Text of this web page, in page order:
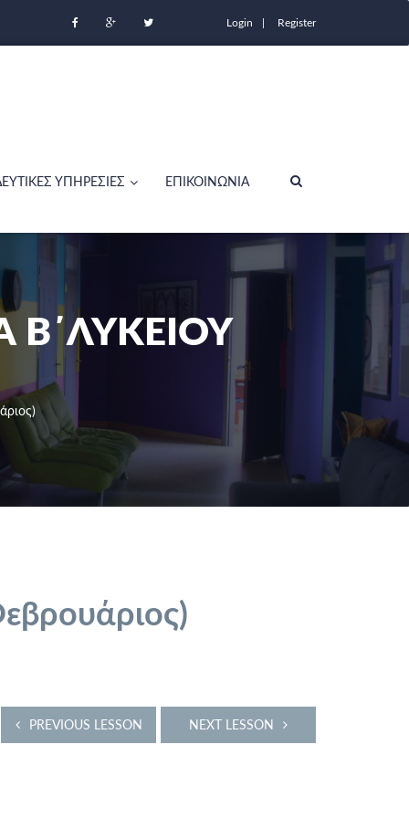
Login Register
ΥΠΗΡΕΣΙΕΣ ΕΠΙΚΟΙΝΩΝΙΑ
Β΄ΛΥΚΕΙΟΥ
NEXT LESSON
PREVIOUS LESSON